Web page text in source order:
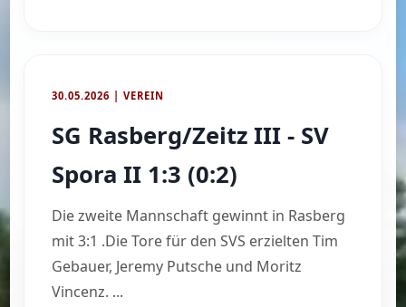
30.05.2026 | VEREIN
SG Rasberg/Zeitz III - SV
Spora II 1:3 (0:2)
Die zweite Mannschaft gewinnt in Rasberg
mit 3:1 .Die Tore für den SVS erzielten Tim
Gebauer, Jeremy Putsche und Moritz
Vincenz. ...